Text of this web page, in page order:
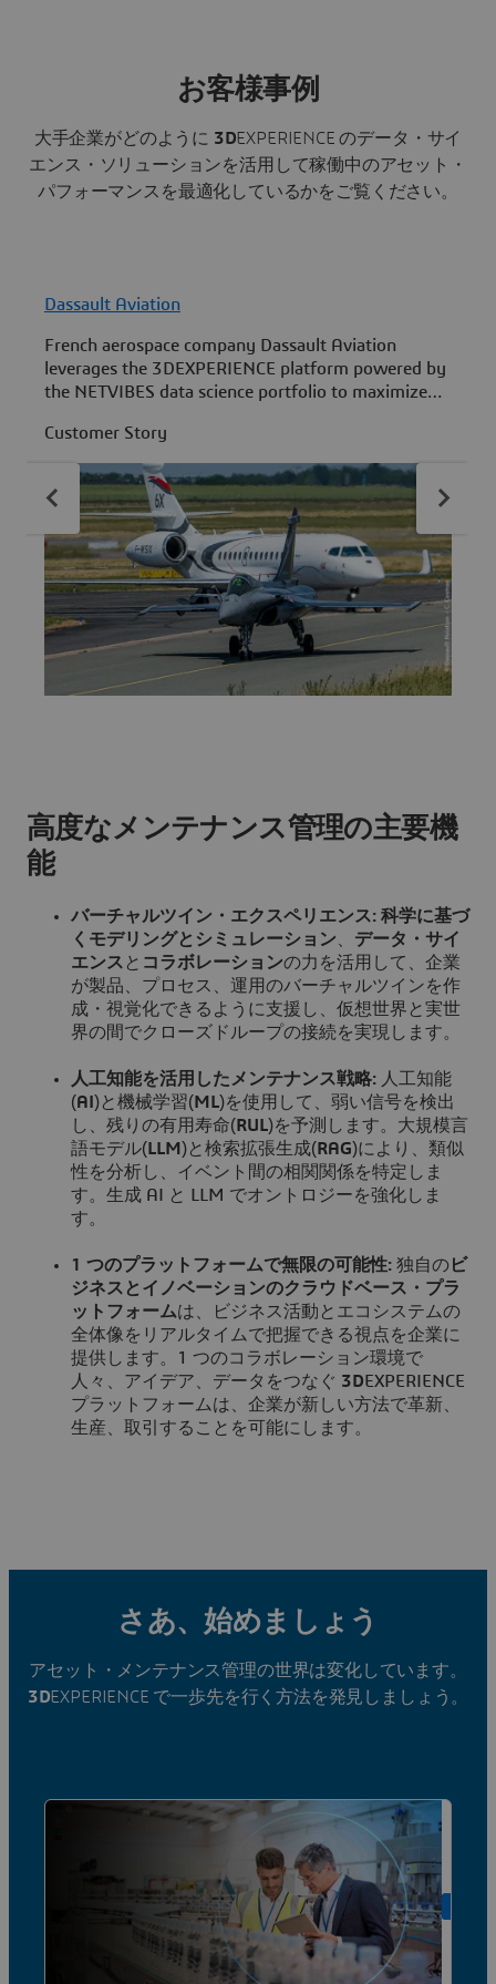
お客様事例
大手企業がどのように 3DEXPERIENCE のデータ・サイ
エンス・ソリューションを活用して稼働中のアセット・
パフォーマンスを最適化しているかをご覧ください。
Dassault Aviation
French aerospace company Dassault Aviation
leverages the 3DEXPERIENCE platform powered by
the NETVIBES data science portfolio to maximize
Customer Story
高度なメンテナンス管理の主要機
能
バーチャルツイン・エクスペリエンス: 科学に基づ
くモデリングとシミュレーション
データ・サイ
エンス と コラボレーションの力を活用して、企業
が製品、プロセス、運用のバーチャルツインを作
成・視覚化できるように支援し、仮想世界と実世
界の間でクローズドループの接続を実現します。
人工知能を活用したメンテナンス戦略: 人工知能
(AI )と機械学習( ML)を使用して、弱い信号を検出
し、残りの有用寿命( RUL)を予測します。大規模言
語モデル( LLM )と検索拡張生成( RAG)により、類似
性を分析し、イベント間の相関関係を特定しま
す。生成 AI と LLM でオントロジーを強化しま
す。
1 つのプラットフォームで無限の可能性: 独自の ビ
ジネスとイノベーションのクラウドベース・プラ
ットフォームは、ビジネス活動とエコシステムの
全体像をリアルタイムで把握できる視点を企業に
提供します。1 つのコラボレーション環境で
人々、アイデア、データをつなぐ 3DEXPERIENCE
プラットフォームは、企業が新しい方法で革新、
生産、取引することを可能にします。
さあ、始めましょう
アセット・メンテナンス管理の世界は変化しています。
3DEXPERIENCE で一歩先を行く方法を発見しましょう。